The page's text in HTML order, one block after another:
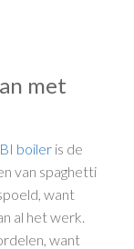
met
boiler is de
van spaghetti
want
al het werk.
want